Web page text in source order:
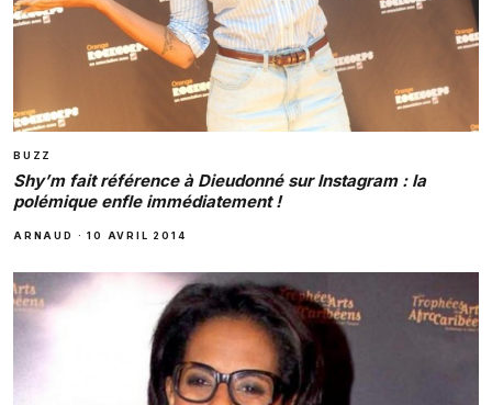
BUZZ
Shy’m fait référence à Dieudonné sur Instagram : la
polémique enfle immédiatement !
ARNAUD ·10 AVRIL 2014